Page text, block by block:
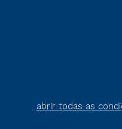
abrir todas as